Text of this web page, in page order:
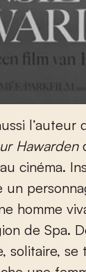
l’auteur
Hawarden
cinéma.
un
homme
de Spa.
solitaire, se